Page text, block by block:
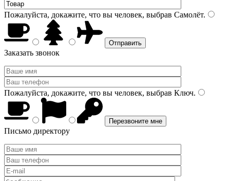
Пожалуйста, докажите, что вы человек, выбрав Самолёт.
Заказать звонок
Пожалуйста, докажите, что вы человек, выбрав Ключ.
Письмо директору